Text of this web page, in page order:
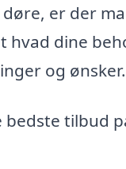
er der
hvad dine
og ønsker.
bedste tilbud